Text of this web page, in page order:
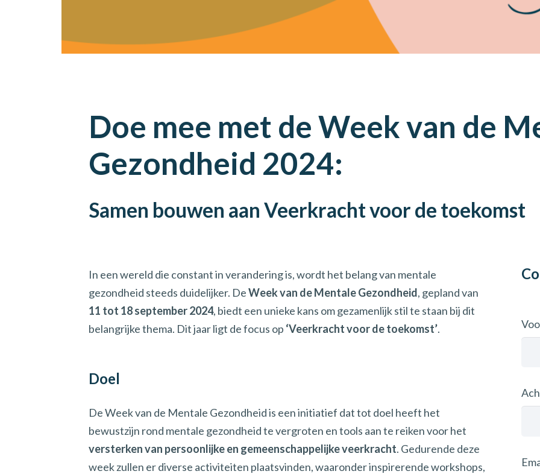
Doe mee met de Week van de
Gezondheid 2024:
Samen bouwen aan Veerkracht voor de toekomst
In een wereld die constant in verandering is, wordt het belang van mentale
gezondheid steeds duidelijker. DeWeek van de Mentale Gezondheid, gepland van
11 tot 18 september 2024, biedt een unieke kans om gezamenlijk stil te staan bij dit
belangrijke thema. Dit jaar ligt de focus op ‘Veerkracht voor de toekomst’.
Doel
De Week van de Mentale Gezondheid is een initiatief dat tot doel heeft het
bewustzijn rond mentale gezondheid te vergroten en tools aan te reiken voor het
versterken van persoonlijke en gemeenschappelijke veerkracht. Gedurende deze
week zullen er diverse activiteiten plaatsvinden, waaronder inspirerende workshops,